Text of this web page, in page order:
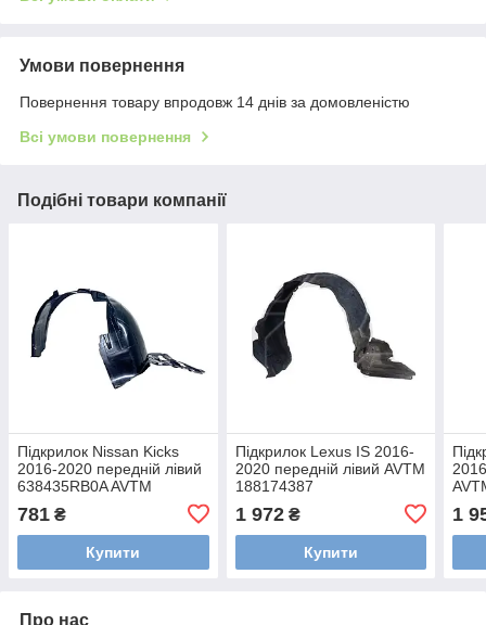
Умови повернення
Повернення товару впродовж 14 днів за домовленістю
Всі умови повернення
Подібні товари компанії
Підкрилок Nissan Kicks
2016-2020 передній лівий
638435RB0A AVTM
781 ₴
Купити
Підкрилок Lexus IS 2016-
2020 передній лівий AVTM
188174387
1 972₴
Купити
1
Про нас